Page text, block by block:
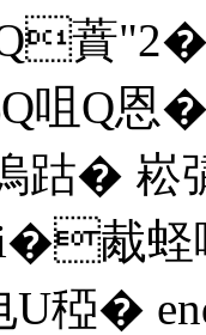
Q蕡
咀Q恩
跍� 崧
胾蛏
稏�